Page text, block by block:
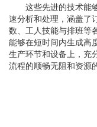
这些先进的技术能
速分析和处理，涵盖了
数、工人技能与排班等
能够在短时间内生成高
生产环节和设备上，充
流程的顺畅无阻和资源